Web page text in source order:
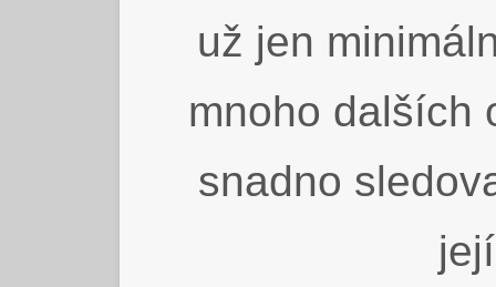
už jen
mnoho dalších
snadno